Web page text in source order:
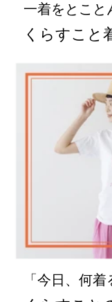
一着をとこと
くらすこと
「今日、何